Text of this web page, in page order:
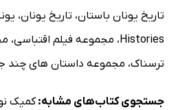
تاریخ یونان باستان، تاریخ یونان،
Histories، مجموعه فیلم اقتباسی،
ترسناک، مجموعه داستان های چند
جستجوی کتاب‌های مشابه:کمیک